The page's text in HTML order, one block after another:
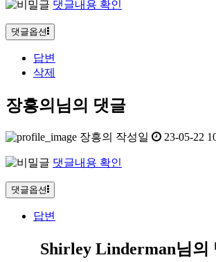
댓글내용 확인
댓글옵션
답변
삭제
장흥의님의 댓글
장흥의 작성일 23-05-22
댓글내용 확인
댓글옵션
답변
Shirley Linderman님의